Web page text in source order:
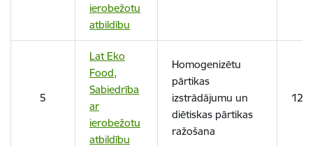
ierobežotu
atbildību
5
Lat Eko
Food,
Sabiedrība
ar
ierobežotu
atbildību
Homogenizētu
pārtikas
izstrādājumu un
diētiskas pārtikas
ražošana